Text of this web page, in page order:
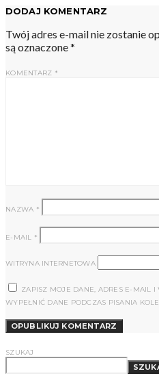
DODAJ KOMENTARZ
Twój adres e-mail nie zostanie
są oznaczone*
KOMENTARZ *
NAZWA *
E-MAIL *
WITRYNA INTERNETOWA
ZAPISZ MOJE DANE, ADRES E-MAIL
WYPEŁNIĆ DANE PODCZAS PISANIA
SZUKAJ